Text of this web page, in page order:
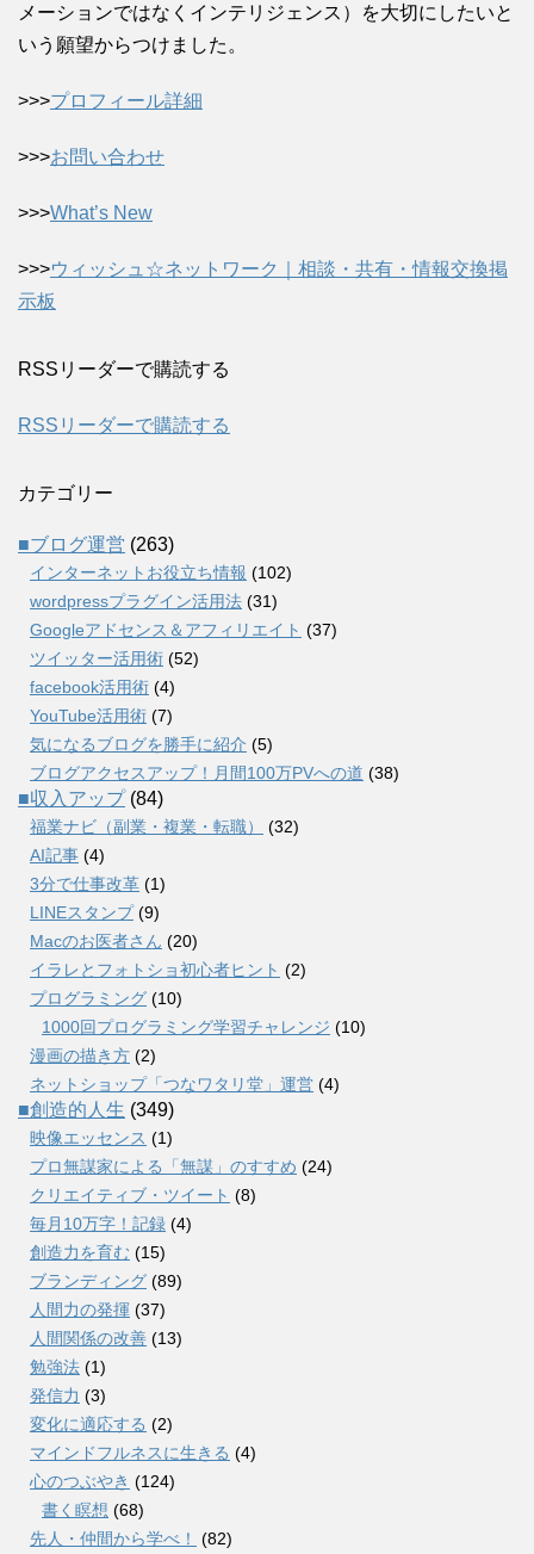
メーションではなくインテリジェンス）を大切にしたいと
いう願望からつけました。
>>>プロフィール詳細
>>>お問い合わせ
>>>What’s New
>>>ウィッシュ☆ネットワーク｜相談・共有・情報交換掲
示板
RSSリーダーで購読する
RSSリーダーで購読する
カテゴリー
■ブログ運営 (263)
インターネットお役立ち情報 (102)
wordpressプラグイン活用法 (31)
Googleアドセンス＆アフィリエイト (37)
ツイッター活用術 (52)
facebook活用術 (4)
YouTube活用術 (7)
気になるブログを勝手に紹介 (5)
ブログアクセスアップ！月間100万PVへの道 (38)
■収入アップ(84)
福業ナビ（副業・複業・転職）
(32)
AI記事 (4)
3分で仕事改革 (1)
LINEスタンプ(9)
Macのお医者さん (20)
イラレとフォトショ初心者ヒント (2)
プログラミング (10)
1000回プログラミング学習チャレンジ (10)
漫画の描き方 (2)
ネットショップ「つなワタリ堂」運営 (4)
■創造的人生 (349)
映像エッセンス (1)
プロ無謀家による「無謀」のすすめ (24)
クリエイティブ・ツイート (8)
毎月10万字！記録 (4)
創造力を育む (15)
ブランディング (89)
人間力の発揮 (37)
人間関係の改善 (13)
勉強法 (1)
発信力 (3)
変化に適応する (2)
マインドフルネスに生きる (4)
心のつぶやき (124)
書く瞑想 (68)
先人・仲間から学べ！
(82)